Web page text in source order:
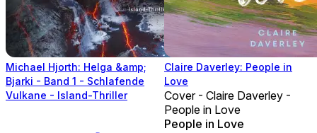
Michael Hjorth: Helga &amp;
Bjarki - Band 1 - Schlafende
Vulkane - Island-Thriller
Claire Daverley: People in
Love
Cover - Claire Daverley -
People in Love
People in Love